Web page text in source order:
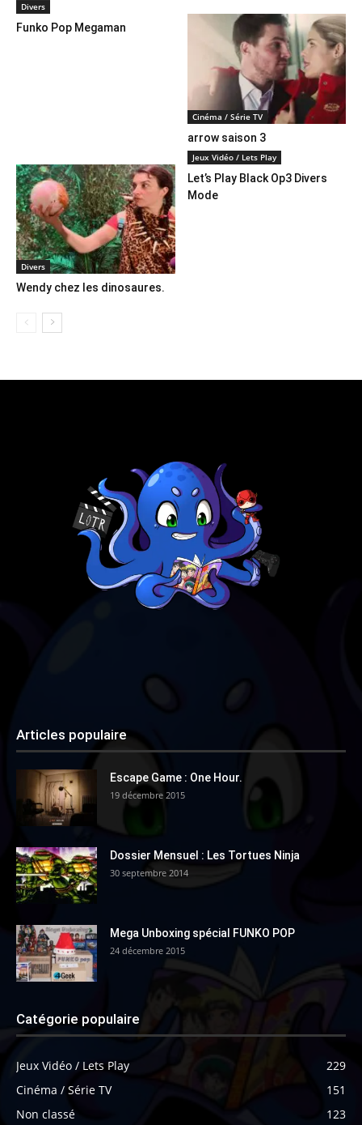
Divers
Funko Pop Megaman
Cinéma / Série TV
arrow saison 3
Divers
Wendy chez les dinosaures.
Jeux Vidéo / Lets Play
Let’s Play Black Op3 Divers
Mode
Articles populaire
Escape Game : One Hour.
19 décembre 2015
Dossier Mensuel : Les Tortues Ninja
30 septembre 2014
Mega Unboxing spécial FUNKO POP
24 décembre 2015
Catégorie populaire
Jeux Vidéo / Lets Play
229
Cinéma / Série TV
151
Non classé
123